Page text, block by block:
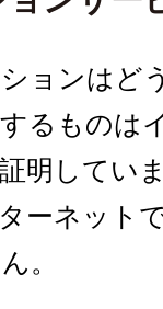
ョンはど
るものは
明してい
ーネット
。